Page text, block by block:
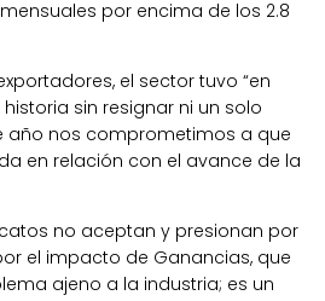
por encima de los 2.8
el sector tuvo “en
sin resignar ni un solo
año nos comprometimos a que
en relación con el avance de la
no aceptan y presionan por
el impacto de Ganancias, que
ajeno a la industria; es un